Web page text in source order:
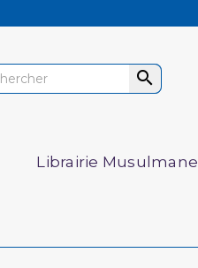

Librairie Musulmane